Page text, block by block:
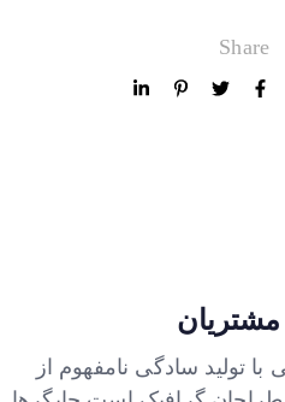
Share
مشتریان
تولید سادگی نامفهوم از